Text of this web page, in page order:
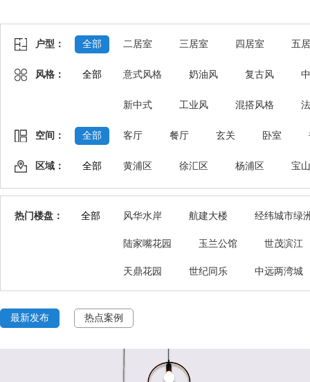
户型： 全部 二居室 三居室 四居室 五
风格： 全部 意式风格 奶油风 复古风
新中式 工业风 混搭风格
空间： 全部 客厅 餐厅 玄关 卧室
区域： 全部 黄浦区 徐汇区 杨浦区 宝
热门楼盘： 全部 风华水岸 航建大楼 经纬城市绿
陆家嘴花园 玉兰公馆 世茂滨江
天鼎花园 世纪同乐 中远两湾城
最新发布 热点案例